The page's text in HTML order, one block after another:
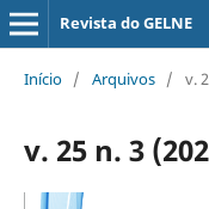
Revista do GELNE
Início / Arquivos / v.
v. 25 n. 3